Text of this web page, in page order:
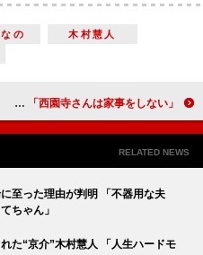
の
木村慧人
「西園寺さんは家事をしない」 “横井”津田健次郎のライブ配信、出汁の話しに泣 「え、泣いちゃう。最終回すぎる」
RELATED NEWS
至った理由が判明 「不器用な夫
ちゃん」
た“京介”木村慧人 「人生ハードモ